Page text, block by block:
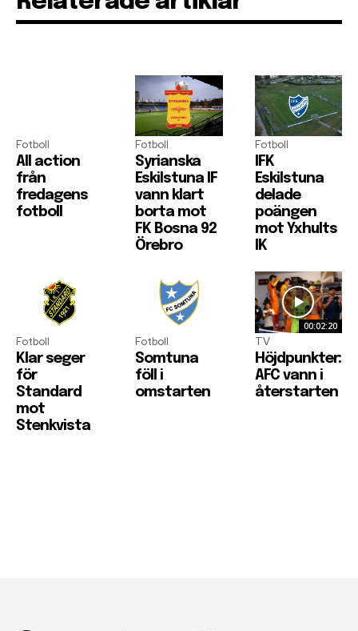
Fotboll
All action
från
fredagens
fotboll
Fotboll
Syrianska
Eskilstuna IF
vann klart
borta mot
FK Bosna 92
Örebro
Fotboll
IFK
Eskilstuna
delade
poängen
mot Yxhults
IK
Fotboll
Klar seger
för
Standard
mot
Stenkvista
Fotboll
Somtuna
föll i
omstarten
00:02:20
TV
Höjdpunkter:
AFC vann i
återstarten